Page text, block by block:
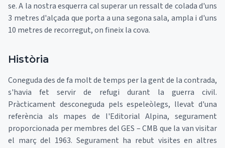
se. A la nostra esquerra cal superar un ressalt de colada d'uns
3 metres d'alçada que porta a una segona sala, ampla i d'uns
10 metres de recorregut, on fineix la cova.
Història
Coneguda des de fa molt de temps per la gent de la contrada,
s'havia fet servir de refugi durant la guerra civil.
Pràcticament desconeguda pels espeleòlegs, llevat d'una
referència als mapes de l'Editorial Alpina, segurament
proporcionada per membres del GES – CMB que la van visitar
el març del 1963. Segurament ha rebut visites en altres